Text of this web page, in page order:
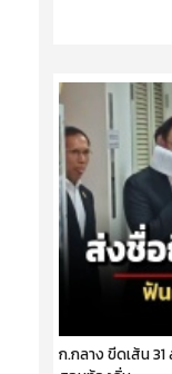
ก.กลาง ขีดเส้น